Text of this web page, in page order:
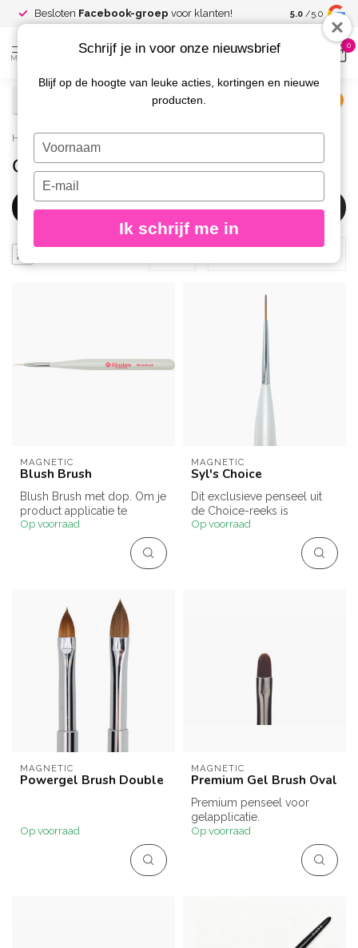
Besloten Facebook-groep voor klanten! Spaar voor
kortingen
5.0 /5.0
MENU
0
Home / Gel / Gel Penselen
Gelpenselen
Filters
MAGNETIC
Blush Brush
Blush Brush met dop. Om je
product applicatie te
perfectioneren!
Op voorraad
MAGNETIC
Syl's Choice
Dit exclusieve penseel uit
de Choice-reeks is
ontworpen in samenwerking
Op voorraad
MAGNETIC
Powergel Brush Double
Op voorraad
MAGNETIC
Premium Gel Brush Oval
Premium penseel voor
gelapplicatie.
Op voorraad
Schrijf je in voor onze nieuwsbrief
Blijf op de hoogte van leuke acties, kortingen en nieuwe
producten.
Typ
je
naam
Typ
je
e-
in
Ik schrijf me in